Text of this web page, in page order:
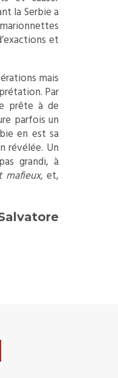
la Serbie a
et
mais
Par
prête à de
parfois un
en est sa
révélée. Un
grandi, à
et,